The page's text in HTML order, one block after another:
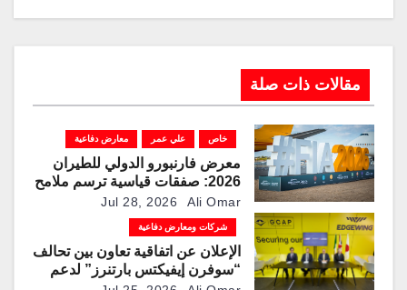
مقالات ذات صلة
خاص علي عمر معارض دفاعية
معرض فارنبورو الدولي للطيران
2026: صفقات قياسية ترسم ملامح
مرحلة جديدة لقطاعات الطيران
والدفاع والفضاء
Jul 28, 2026 Ali Omar
شركات ومعارض دفاعية
الإعلان عن اتفاقية تعاون بين تحالف
“سوفرن إيفيكتس بارتنرز” لدعم